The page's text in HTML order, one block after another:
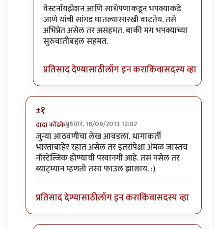
In reply toहेच तर बॅटमॅन, हेच तर कळणारby
वेस्टर्नायझेशन आणि साधेपणाकडून भपक्याकडे
जाणे यांची सांगड घातल्यासारखी वाटतेय. तसे
अभिप्रेत असेल तर असहमत. बाकी मग भपक्याच्या
सुरुवातीबद्दल सहमत.
प्रतिसाद देण्यासाठीलॉग इन कराकिंवासदस्य व्हा
±१
दादा कोंडकेबुधवार, 18/09/2013 12:02
In reply toलेख मस्त नॉस्टॅल्जिक. पणbyबॅटमॅन
जुन्या आठवणीचा लेख आवडला. धागाकर्ती
भारताबाहेर रहात असेल तर इतरांपेक्षा अंमळ जास्तच
नॉस्टेल्जिक होण्याची परवानगी आहे. तसं नसेल तर
ब्याट्म्यान म्हणतो तसा फाउल झालाय. :)
प्रतिसाद देण्यासाठीलॉग इन कराकिंवासदस्य व्हा